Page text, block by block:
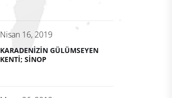
Nisan 16, 2019
KARADENİZİN GÜLÜMSEYEN
KENTİ; SİNOP